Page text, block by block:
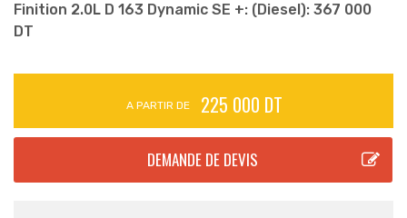
Finition 2.0L D 163 Dynamic SE +: (Diesel): 367 000
DT
A PARTIR DE 225 000 DT